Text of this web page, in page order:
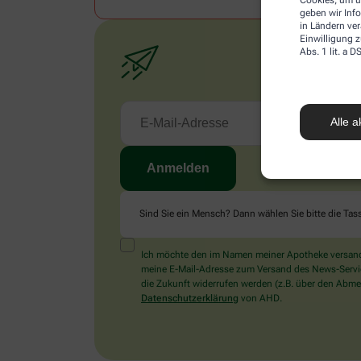
geben wir
in Ländern
Einwilligung
Abs. 1 lit. a
Alle
Sind Sie ein Mensch? Dann wählen Sie bitte die
Ich möchte den im Namen meiner Apotheke
meine E-Mail-Adresse zum Versand des News-
die Zukunft widerrufen werden (z.B. über den
Datenschutzerklärung von AHD.